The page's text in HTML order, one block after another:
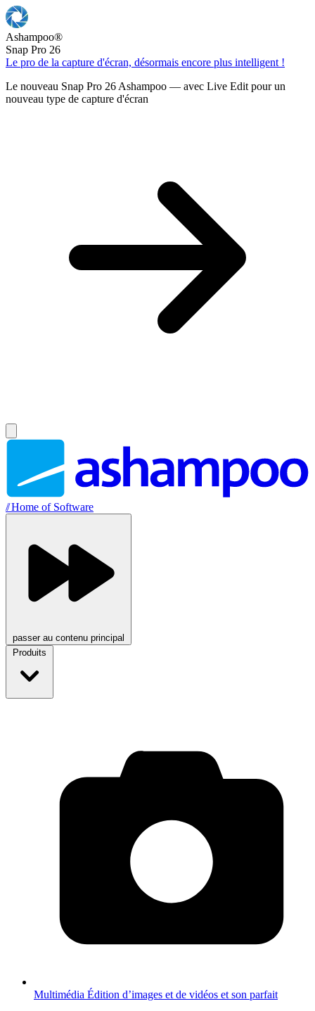
Ashampoo®
Snap Pro 26
Le pro de la capture d'écran, désormais encore plus intelligent !
Le nouveau Snap Pro 26 Ashampoo — avec Live Edit pour un
nouveau type de capture d'écran
//Home of Software
passer au contenu principal
Produits
Multimédia Édition d’images et de vidéos et son parfait